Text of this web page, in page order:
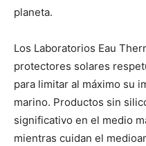
planeta.
Los Laboratorios Eau
protectores solares
para limitar al máximo su
marino. Productos sin
significativo en el medio
mientras cuidan el